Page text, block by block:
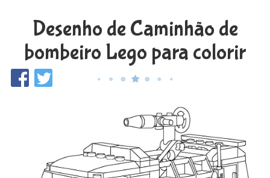
Desenho de Caminhão de
bombeiro Lego para colorir